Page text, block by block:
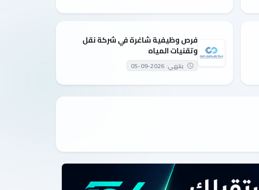
فرص وظيفية شاغرة في شركة نقل
وتقنيات المياه
ينتهي: 2026-09-05